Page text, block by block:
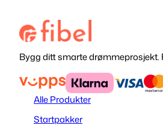
Bygg ditt smarte drømmeprosjekt.
Alle Produkter
Startpakker